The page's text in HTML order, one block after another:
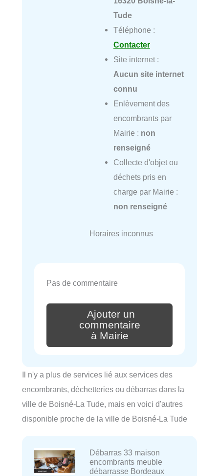
Tude
Téléphone :
Contacter
Site internet :
Aucun site internet
connu
Enlèvement des
encombrants par
Mairie : non
renseigné
Collecte d'objet ou
déchets pris en
charge par Mairie :
non renseigné
Horaires inconnus
Pas de commentaire
Ajouter un
commentaire
à Mairie
Il n'y a plus de services lié aux services des
encombrants, déchetteries ou débarras dans la
ville de Boisné-La Tude, mais en voici d'autres
disponible proche de la ville de Boisné-La Tude
Débarras 33 maison
encombrants meuble
débarrasse Bordeaux